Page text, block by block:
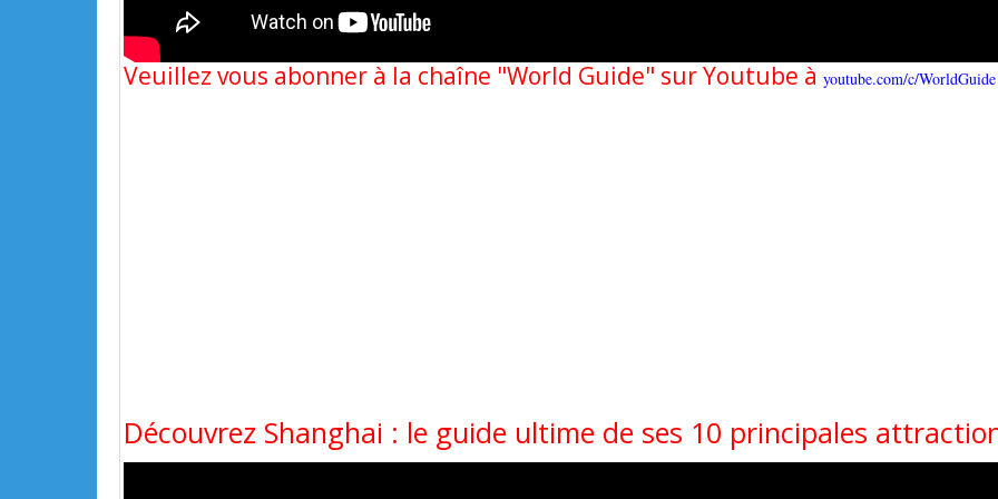
Veuillez vous abonner à la chaîne "World Guide" sur Youtube à youtube.com/c/WorldGuide
Découvrez Shanghai : le guide ultime de ses 10 principales